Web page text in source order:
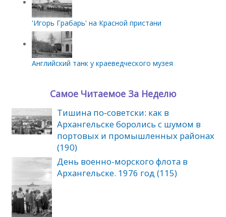
'Игорь Грабарь' на Красной пристани
Английский танк у краеведческого музея
Самое Читаемое За Неделю
Тишина по‑советски: как в
Архангельске боролись с шумом в
портовых и промышленных районах
(190)
День военно-морского флота в
Архангельске. 1976 год (115)